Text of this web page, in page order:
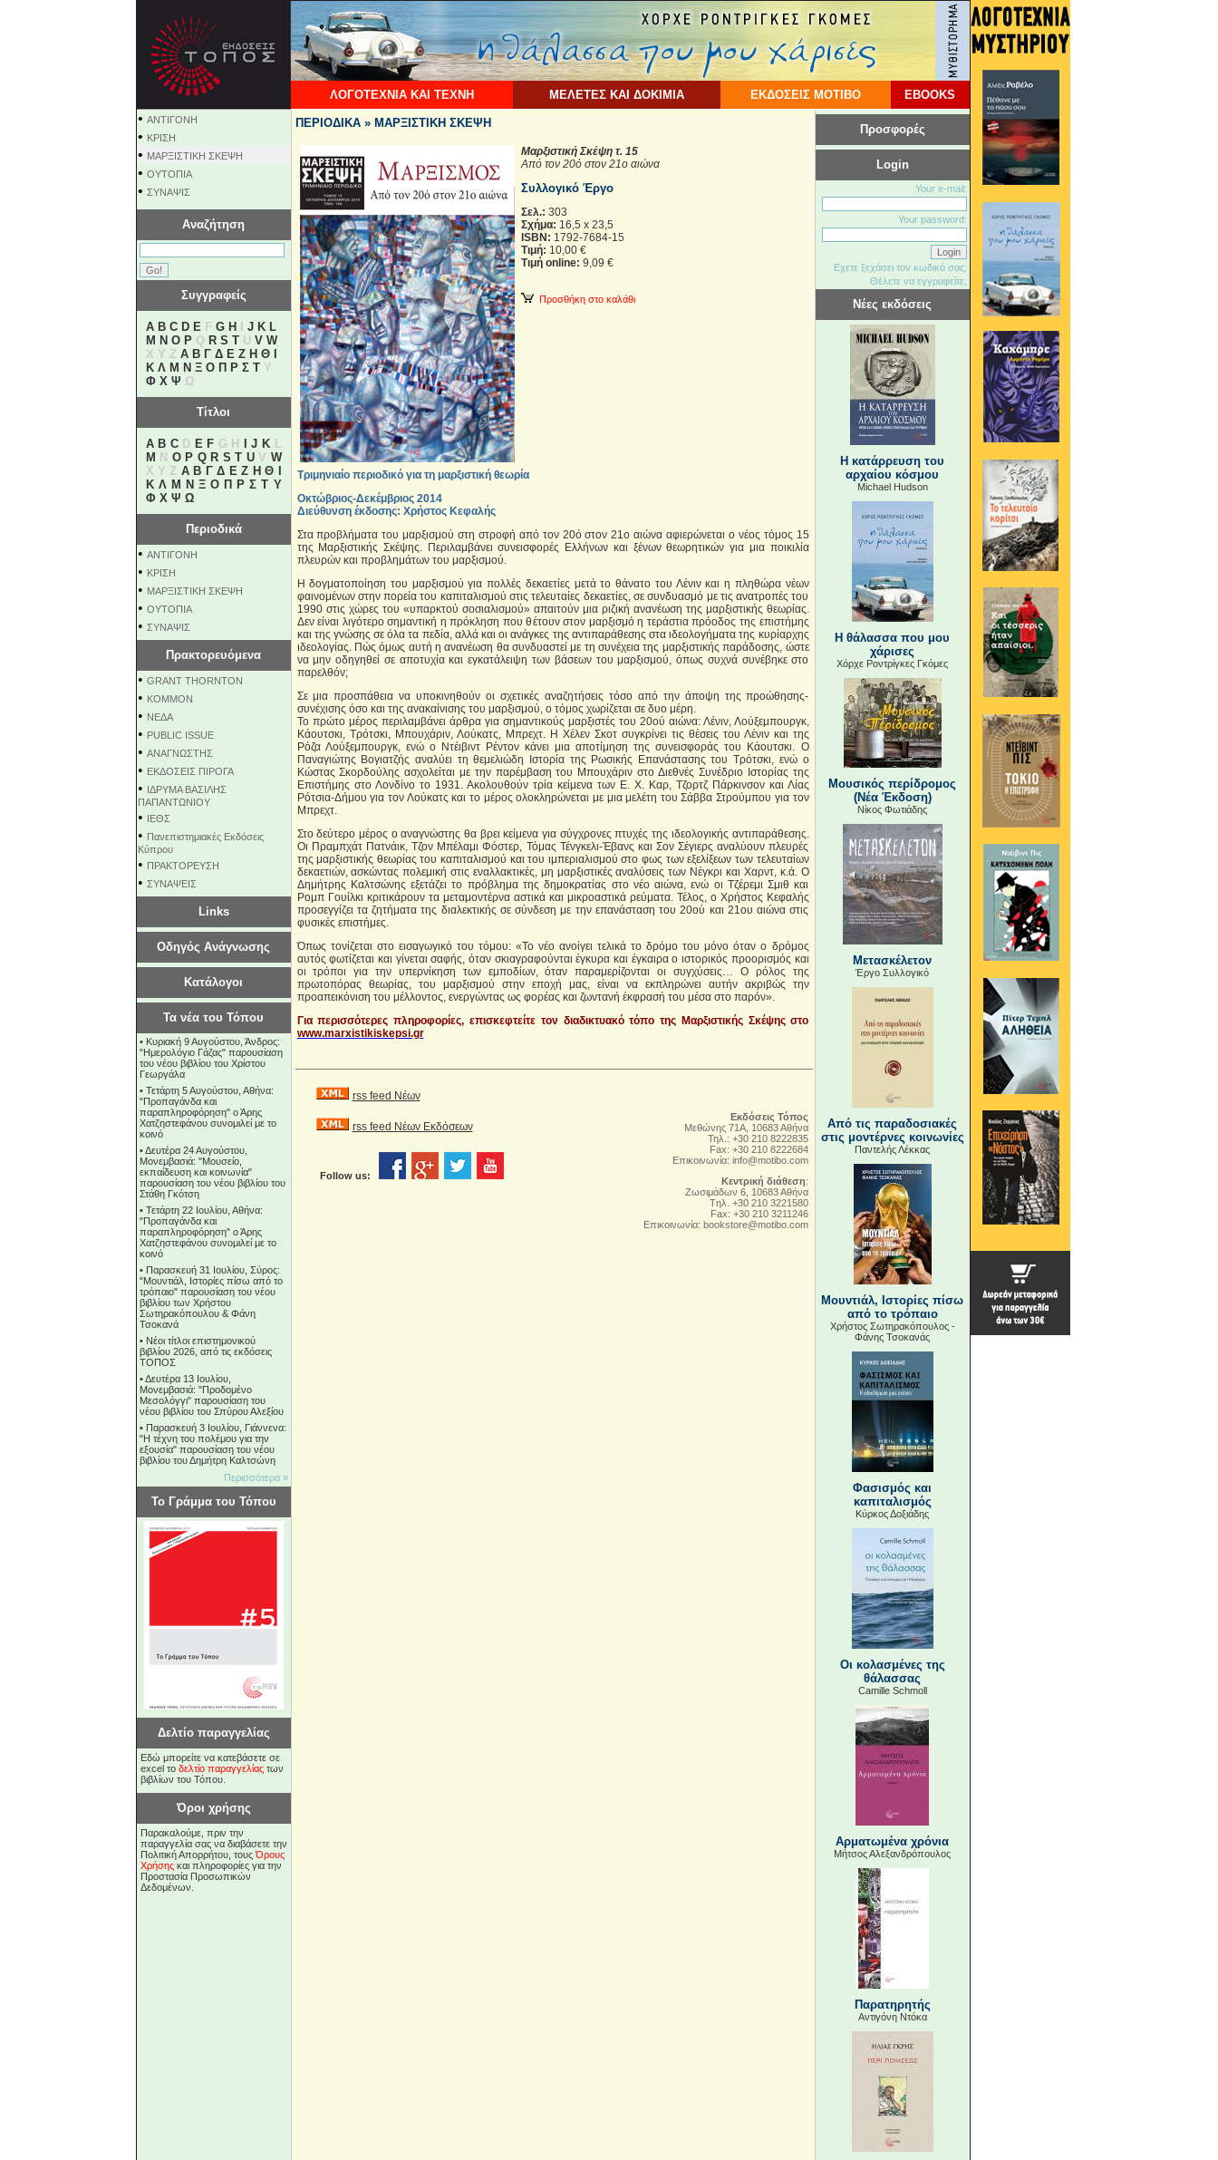
ΛΟΓΟΤΕΧΝΙΑ ΚΑΙ ΤΕΧΝΗ ΜΕΛΕΤΕΣ ΚΑΙ ΔΟΚΙΜΙΑ ΕΚΔΟΣΕΙΣ ΜΟΤΙΒΟ EBOOKS
• ΑΝΤΙΓΟΝΗ
• ΚΡΙΣΗ
• ΜΑΡΞΙΣΤΙΚΗ ΣΚΕΨΗ
• ΟΥΤΟΠΙΑ
• ΣΥΝΑΨΙΣ
Αναζήτηση
Συγγραφείς
A B C D EF G H J K L
M N O PQ R S TU V W
X Y Z Α Β Γ Δ Ε Ζ Η Θ
Κ Λ Μ Ν Ξ Ο Π Ρ Σ ΤΥ
Φ Χ Ψ Ω
Τίτλοι
A B CD E F G H J KL
M N O P Q R S T UV W
X Y Z Α Β Γ Δ Ε Ζ Η Θ
Κ Λ Μ Ν Ξ Ο Π Ρ Σ Τ Υ
Φ Χ Ψ Ω
Περιοδικά
• ΑΝΤΙΓΟΝΗ
• ΚΡΙΣΗ
• ΜΑΡΞΙΣΤΙΚΗ ΣΚΕΨΗ
• ΟΥΤΟΠΙΑ
• ΣΥΝΑΨΙΣ
Πρακτορευόμενα
• GRANT THORNTON
• KOMMON
• NEΔΑ
• PUBLIC ISSUE
• ΑΝΑΓΝΩΣΤΗΣ
• ΕΚΔΟΣΕΙΣ ΠΙΡΟΓΑ
• ΙΔΡΥΜΑ ΒΑΣΙΛΗΣ
ΠΑΠΑΝΤΩΝΙΟΥ
• ΙΕΘΣ
• Πανεπιστημιακές Εκδόσεις
Κύπρου
• ΠΡΑΚΤΟΡΕΥΣΗ
• ΣΥΝΑΨΕΙΣ
Links
Οδηγός Ανάγνωσης
Κατάλογοι
Τα νέα του Τόπου
• Κυριακή 9 Αυγούστου, Άνδρος:
"Ημερολόγιο Γάζας" παρουσίαση
του νέου βιβλίου του Χρίστου
Γεωργάλα
• Τετάρτη 5 Αυγούστου, Αθήνα:
"Προπαγάνδα και
παραπληροφόρηση" ο Άρης
Χατζηστεφάνου συνομιλεί με το
κοινό
•Δευτέρα 24 Αυγούστου,
Μονεμβασιά: "Μουσείο,
εκπαίδευση και κοινωνία"
παρουσίαση του νέου βιβλίου του
Στάθη Γκότση
• Τετάρτη 22 Ιουλίου, Αθήνα:
"Προπαγάνδα και
παραπληροφόρηση" ο Άρης
Χατζηστεφάνου συνομιλεί με το
κοινό
• Παρασκευή 31 Ιουλίου, Σύρος:
"Μουντιάλ, Ιστορίες πίσω από το
τρόπαιο" παρουσίαση του νέου
βιβλίου των Χρήστου
Σωτηρακόπουλου & Φάνη
Τσοκανά
• Νέοι τίτλοι επιστημονικού
βιβλίου 2026, από τις εκδόσεις
ΤΟΠΟΣ
•Δευτέρα 13 Ιουλίου,
Μονεμβασιά: "Προδομένο
Μεσολόγγι" παρουσίαση του
νέου βιβλίου του Σπύρου Αλεξίου
• Παρασκευή 3 Ιουλίου, Γιάννενα:
"Η τέχνη του πολέμου για την
εξουσία" παρουσίαση του νέου
βιβλίου του Δημήτρη Καλτσώνη
Περισσότερα »
Το Γράμμα του Τόπου
Δελτίο παραγγελίας
Εδώ μπορείτε να κατεβάσετε σε
excel το δελτίο παραγγελίαςτων
βιβλίων του Τόπου.
Όροι χρήσης
Παρακαλούμε, πριν την
παραγγελία σας να διαβάσετε την
Πολιτική Απορρήτου, τουςΌρους
Χρήσηςκαι πληροφορίες για την
Προστασία Προσωπικών
Δεδομένων.
ΠΕΡΙΟΔΙΚΑ » ΜΑΡΞΙΣΤΙΚΗ ΣΚΕΨΗ
Μαρξιστική Σκέψη τ. 15
Από τον 20ό στον 21ο αιώνα
Συλλογικό Έργο
Σελ.: 303
Σχήμα: 16,5 x 23,5
ISBN: 1792-7684-15
Τιμή: 10,00 €
Τιμή online: 9,09 €
Προσθήκη στο καλάθι
Τριμηνιαίο περιοδικό για τη μαρξιστική θεωρία
Οκτώβριος-Δεκέμβριος 2014
Διεύθυνση έκδοσης: Χρήστος Κεφαλής
Στα προβλήματα του μαρξισμού στη στροφή από τον 20ό στον 21ο αιώνα αφιερώνεται ο νέος τόμος 15
της Μαρξιστικής Σκέψης. Περιλαμβάνει συνεισφορές Ελλήνων και ξένων θεωρητικών για μια ποικιλία
πλευρών και προβλημάτων του μαρξισμού.
Η δογματοποίηση του μαρξισμού για πολλές δεκαετίες μετά το θάνατο του Λένιν και η πληθώρα νέων
φαινομένων στην πορεία του καπιταλισμού στις τελευταίες δεκαετίες, σε συνδυασμό με τις ανατροπές του
1990 στις χώρες του «υπαρκτού σοσιαλισμού» απαιτούν μια ριζική ανανέωση της μαρξιστικής θεωρίας.
Δεν είναι λιγότερο σημαντική η πρόκληση που θέτουν στον μαρξισμό η τεράστια πρόοδος της επιστήμης
και της γνώσης σε όλα τα πεδία, αλλά και οι ανάγκες της αντιπαράθεσης στα ιδεολογήματα της κυρίαρχης
ιδεολογίας. Πώς όμως αυτή η ανανέωση θα συνδυαστεί με τη συνέχεια της μαρξιστικής παράδοσης, ώστε
να μην οδηγηθεί σε αποτυχία και εγκατάλειψη των βάσεων του μαρξισμού, όπως συχνά συνέβηκε στο
παρελθόν;
Σε μια προσπάθεια να υποκινηθούν οι σχετικές αναζητήσεις τόσο από την άποψη της προώθησης-
συνέχισης όσο και της ανακαίνισης του μαρξισμού, ο τόμος χωρίζεται σε δυο μέρη.
Το πρώτο μέρος περιλαμβάνει άρθρα για σημαντικούς μαρξιστές του 20ού αιώνα: Λένιν, Λούξεμπουργκ,
Κάουτσκι, Τρότσκι, Μπουχάριν, Λούκατς, Μπρεχτ. Η Χέλεν Σκοτ συγκρίνει τις θέσεις του Λένιν και της
Ρόζα Λούξεμπουργκ, ενώ ο Ντέιβιντ Ρέντον κάνει μια αποτίμηση της συνεισφοράς του Κάουτσκι. Ο
Παναγιώτης Βογιατζής αναλύει τη θεμελιώδη Ιστορία της Ρωσικής Επανάστασης του Τρότσκι, ενώ ο
Κώστας Σκορδούλης ασχολείται με την παρέμβαση του Μπουχάριν στο Διεθνές Συνέδριο Ιστορίας της
Επιστήμης στο Λονδίνο το 1931. Ακολουθούν τρία κείμενα των Ε. Χ. Καρ, Τζορτζ Πάρκινσον και Λίας
Ρότσια-Δήμου για τον Λούκατς και το μέρος ολοκληρώνεται με μια μελέτη του Σάββα Στρούμπου για τον
Μπρεχτ.
Στο δεύτερο μέρος ο αναγνώστης θα βρει κείμενα για σύγχρονες πτυχές της ιδεολογικής αντιπαράθεσης.
Οι Πραμπχάτ Πατνάικ, Τζον Μπέλαμι Φόστερ, Τόμας Τένγκελι-Έβανς και Σον Σέγιερς αναλύουν πλευρές
της μαρξιστικής θεωρίας του καπιταλισμού και του ιμπεριαλισμού στο φως των εξελίξεων των τελευταίων
δεκαετιών, ασκώντας πολεμική στις εναλλακτικές, μη μαρξιστικές αναλύσεις των Νέγκρι και Χαρντ, κ.ά. Ο
Δημήτρης Καλτσώνης εξετάζει το πρόβλημα της δημοκρατίας στο νέο αιώνα, ενώ οι Τζέρεμι Σμιθ και
Ρομπ Γουίλκι κριτικάρουν τα μεταμοντέρνα αστικά και μικροαστικά ρεύματα. Τέλος, ο Χρήστος Κεφαλής
προσεγγίζει τα ζητήματα της διαλεκτικής σε σύνδεση με την επανάσταση του 20ού και 21ου αιώνα στις
φυσικές επιστήμες.
Όπως τονίζεται στο εισαγωγικό του τόμου: «Το νέο ανοίγει τελικά το δρόμο του μόνο όταν ο δρόμος
αυτός φωτίζεται και γίνεται σαφής, όταν σκιαγραφούνται έγκυρα και έγκαιρα ο ιστορικός προορισμός και
οι τρόποι για την υπερνίκηση των εμποδίων, όταν παραμερίζονται οι συγχύσεις… Ο ρόλος της
πρωτοπόρας θεωρίας, του μαρξισμού στην εποχή μας, είναι να εκπληρώνει αυτήν ακριβώς την
προαπεικόνιση του μέλλοντος, ενεργώντας ως φορέας και ζωντανή έκφρασή του μέσα στο παρόν».
Για περισσότερες πληροφορίες, επισκεφτείτε τον διαδικτυακό τόπο της Μαρξιστικής Σκέψης στο
www.marxistikiskepsi.gr
rss feed Νέων
rss feed Νέων Εκδόσεων
Follow us:
Εκδόσεις Τόπος
Μεθώνης 71Α, 10683 Αθήνα
Τηλ.: +30 210 8222835
Fax: +30 210 8222684
Επικοινωνία: info@motibo.com
Κεντρική διάθεση:
Zωσιμάδων 6, 10683 Αθήνα
Tηλ. +30 210 3221580
Fax: +30 210 3211246
Επικοινωνία: bookstore@motibo.com
Προσφορές
Login
Your e-mail:
Your password:
Εχετε ξεχάσει τον κωδικό σας;
Θέλετε να εγγραφείτε;
Νέες εκδόσεις
Η κατάρρευση του
αρχαίου κόσμου
Michael Hudson
Η θάλασσα που μου
χάρισες
Χόρχε Ροντρίγκες Γκόμες
Μουσικός περίδρομος
(Νέα Έκδοση)
Νίκος Φωτιάδης
Μετασκέλετον
Έργο Συλλογικό
Από τις παραδοσιακές
στις μοντέρνες κοινωνίες
Παντελής Λέκκας
Μουντιάλ, Ιστορίες πίσω
από το τρόπαιο
Χρήστος Σωτηρακόπουλος -
Φάνης Τσοκανάς
Φασισμός και
καπιταλισμός
Κύρκος Δοξιάδης
Οι κολασμένες της
θάλασσας
Camille Schmoll
Αρματωμένα χρόνια
Μήτσος Αλεξανδρόπουλος
Παρατηρητής
Αντιγόνη Ντόκα